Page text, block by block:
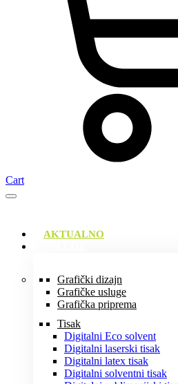
Cart
AKTUALNO
Grafički dizajn
Grafičke usluge
Grafička priprema
Tisak
Digitalni Eco solvent
Digitalni laserski tisak
Digitalni latex tisak
Digitalni solventni tisak